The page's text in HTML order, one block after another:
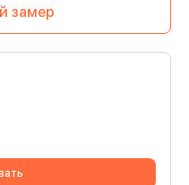
замер